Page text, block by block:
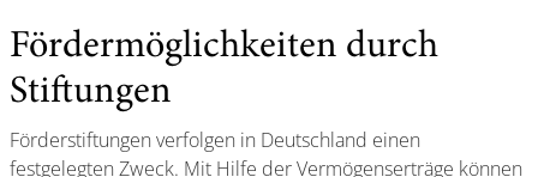
Fördermöglichkeiten durch
Stiftungen
Förderstiftungen verfolgen in Deutschland einen
festgelegten Zweck. Mit Hilfe der Vermögenserträge können